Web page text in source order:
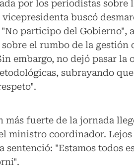
por los periodistas sobre
buscó
participo del Gobierno",
el rumbo de la gestión
embargo, no dejó pasar la
subrayando
más fuerte de la jornada
ministro coordinador.
sentenció: "Estamos todos